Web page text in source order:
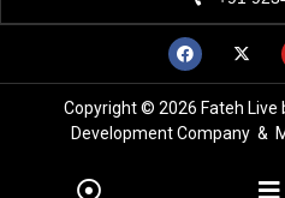
Copyright © 2026 Fateh Live
Development Company &